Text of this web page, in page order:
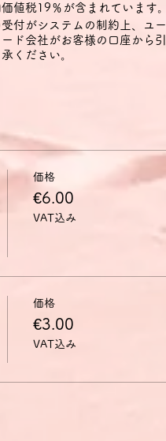
値税19％が含まれています。
付がシステムの制約上、ユ
ド会社がお客様の口座から
ください。
価格
€6.00
VAT込み
価格
€3.00
VAT込み